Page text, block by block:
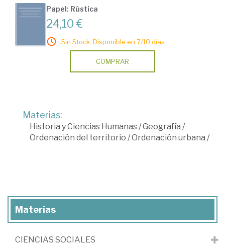
Papel: Rústica
24,10 €
Sin Stock. Disponible en 7/10 días.
COMPRAR
Materias:
Historia y Ciencias Humanas/Geografía /
Ordenación del territorio /Ordenación urbana /
Materias
CIENCIAS SOCIALES